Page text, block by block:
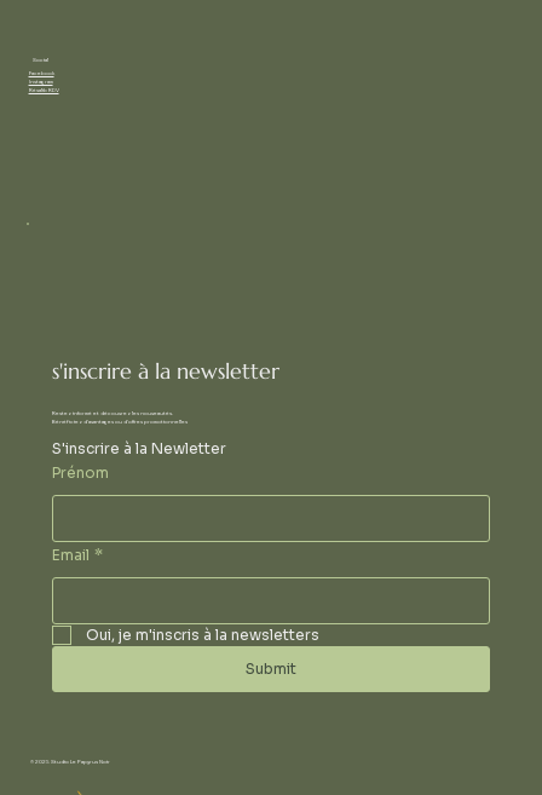
Social
Facebook
Instagram
Résalib RDV
s'inscrire à la newsletter
Restez informé et découvrez les nouveautés.
Bénéficiez d'avantages ou d'offres promotionnelles
S'inscrire à la Newletter
Prénom
Email *
Oui, je m'inscris à la newsletters
Submit
© 2025 Studio Le Papyrus Noir